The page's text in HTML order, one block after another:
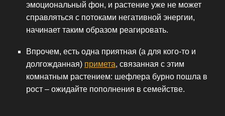
эмоциональный фон, и растение уже не может
справляться с потоками негативной энергии,
начинает таким образом реагировать.
Впрочем, есть одна приятная (а для кого-то и
долгожданная) примета, связанная с этим
комнатным растением: шефлера бурно пошла в
рост – ожидайте пополнения в семействе.